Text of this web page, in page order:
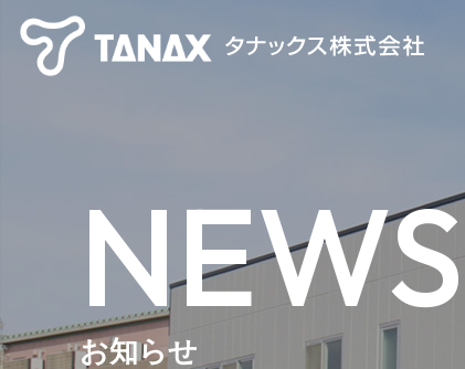
NEWS
お知らせ